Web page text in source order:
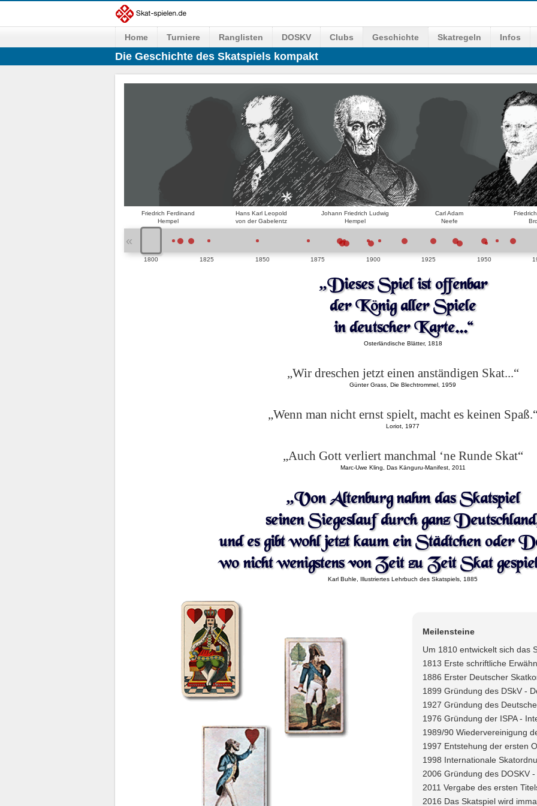
Home Turniere Ranglisten DOSKV Clubs Geschichte Skatregeln Infos
Die Geschichte des Skatspiels kompakt
Friedrich Ferdinand
Hempel
Hans Karl Leopold
von der Gabelentz
Johann Friedrich Ludwig
Hempel
Carl Adam
Neefe
«
1800 1825 1850 1875 1900 1925 1950
„Dieses Spiel ist offenbar
der König aller Spiele
in deutscher Karte...“
Osterländische Blätter, 1818
„Wir dreschen jetzt einen anständigen Skat...“
Günter Grass, Die Blechtrommel, 1959
„Wenn man nicht ernst spielt, macht es keinen
Loriot, 1977
„Auch Gott verliert manchmal ‘ne Runde Skat“
Marc-Uwe Kling, Das Känguru-Manifest, 2011
„Von Altenburg nahm das Skatspiel
seinen Siegeslauf durch ganz
und es gibt wohl jetzt kaum ein Städtchen oder
wo nicht wenigstens von Zeit zu Zeit Skat
Karl Buhle, Illustriertes Lehrbuch des Skatspiels, 1885
Meilensteine
Um 1810 entwickelt sich das
1813 Erste schriftliche
1886 Erster Deutscher
1899 Gründung des DSkV -
1927 Gründung des
1976 Gründung der ISPA -
1989/90 Wiedervereinigung
1997 Entstehung der ersten
1998 Internationale
2006 Gründung des DOSKV
2011 Vergabe des ersten
2016 Das Skatspiel wird